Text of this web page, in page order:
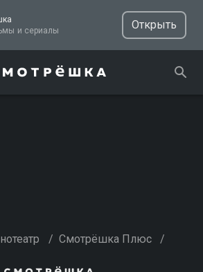
ТВ, фильмы и сериалы
Открыть
/ Смотрёшка Плюс /